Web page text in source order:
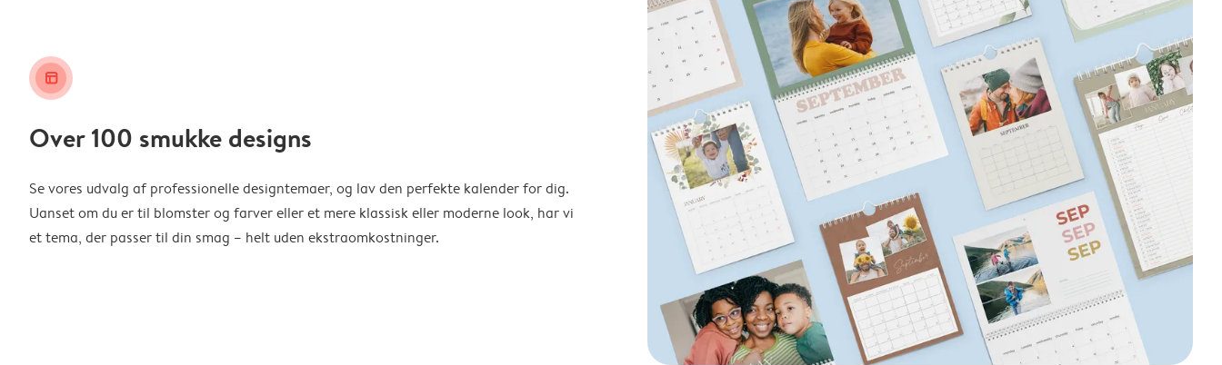
layout_alt
Over 100 smukke designs
Se vores udvalg af professionelle designtemaer, og lav den perfekte kalender for dig.
Uanset om du er til blomster og farver eller et mere klassisk eller moderne look, har vi
et tema, der passer til din smag – helt uden ekstraomkostninger.